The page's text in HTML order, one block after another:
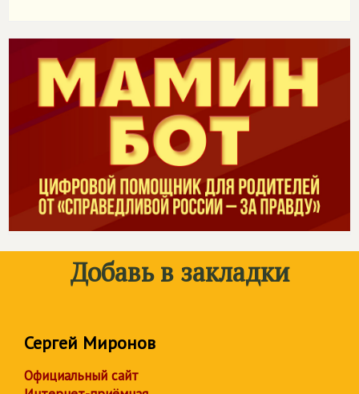
Добавь в закладки
Сергей Миронов
Официальный сайт